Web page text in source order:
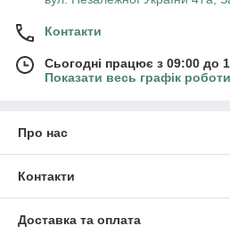
Контакти
Сьогодні працює з 09:00 до
Показати весь графік роботи
Про нас
Контакти
Доставка та оплата